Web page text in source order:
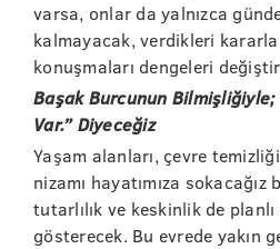
varsa, onlar da yalnızca
kalmayacak, verdikleri
konuşmaları dengeleri
Başak Burcunun Bilmişliğiyle;
Var.” Diyeceğiz
Yaşam alanları, çevre
nizamı hayatımıza
tutarlılık ve keskinlik de planlı
gösterecek. Bu evrede yakın